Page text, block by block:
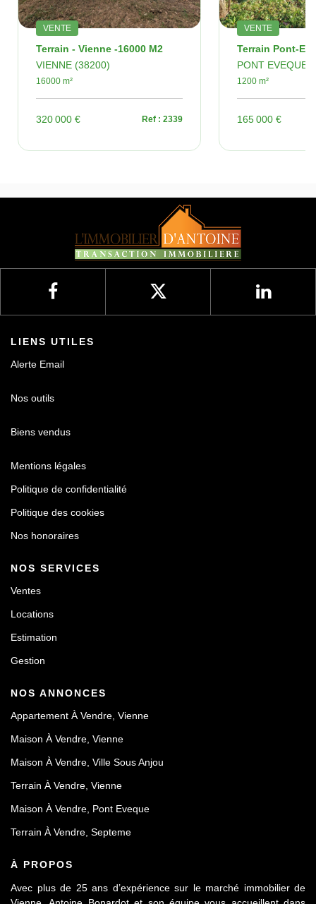
VENTE
Terrain - Vienne -16000 M2
VIENNE (38200)
16000 m²
320 000 € Ref : 2339
VENTE
Terrain Pont-
PONT EVEQUE
1200 m²
165 000 €
LIENS UTILES
Alerte Email
Nos outils
Biens vendus
Mentions légales
Politique de confidentialité
Politique des cookies
Nos honoraires
NOS SERVICES
Ventes
Locations
Estimation
Gestion
NOS ANNONCES
Appartement À Vendre, Vienne
Maison À Vendre, Vienne
Maison À Vendre, Ville Sous Anjou
Terrain À Vendre, Vienne
Maison À Vendre, Pont Eveque
Terrain À Vendre, Septeme
À PROPOS
Avec plus de 25 ans d’expérience sur le marché immobilier de